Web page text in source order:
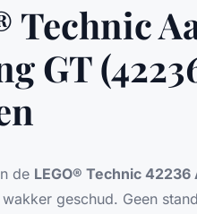
Technic
GT
de LEGO® Technic
geschud. Geen